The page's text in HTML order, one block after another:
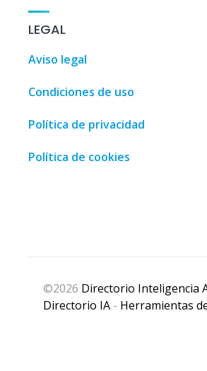
LEGAL
Aviso legal
Condiciones de uso
Política de privacidad
Política de cookies
©2026 Directorio Inteligencia
Directorio IA - Herramientas